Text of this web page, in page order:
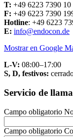
T: +49 6223 7390 10
F: +49 6223 7390
Hotline: +49 6223
E: info@endocon.de
Mostrar en Google
L-V: 08:00–17:00
S, D, festivos:
Servicio de
Campo obligatorio
Campo obligatorio